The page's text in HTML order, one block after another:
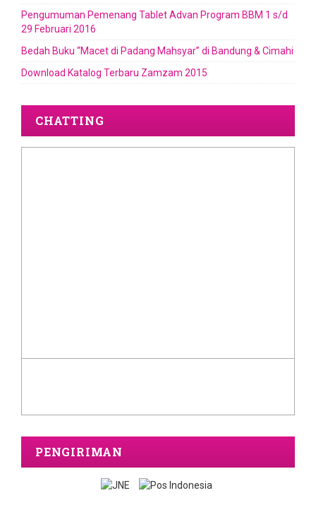
Pengumuman Pemenang Tablet Advan Program BBM 1 s/d
29 Februari 2016
Bedah Buku “Macet di Padang Mahsyar” di Bandung & Cimahi
Download Katalog Terbaru Zamzam 2015
CHATTING
PENGIRIMAN